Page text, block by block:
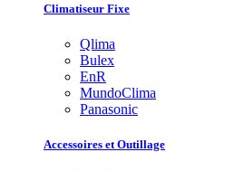
Climatiseur Fixe
Qlima
Bulex
EnR
MundoClima
Panasonic
Accessoires et Outillage